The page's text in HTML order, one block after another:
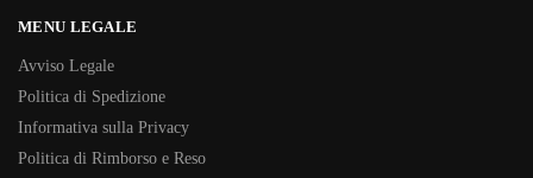
MENU LEGALE
Avviso Legale
Politica di Spedizione
Informativa sulla Privacy
Politica di Rimborso e Reso